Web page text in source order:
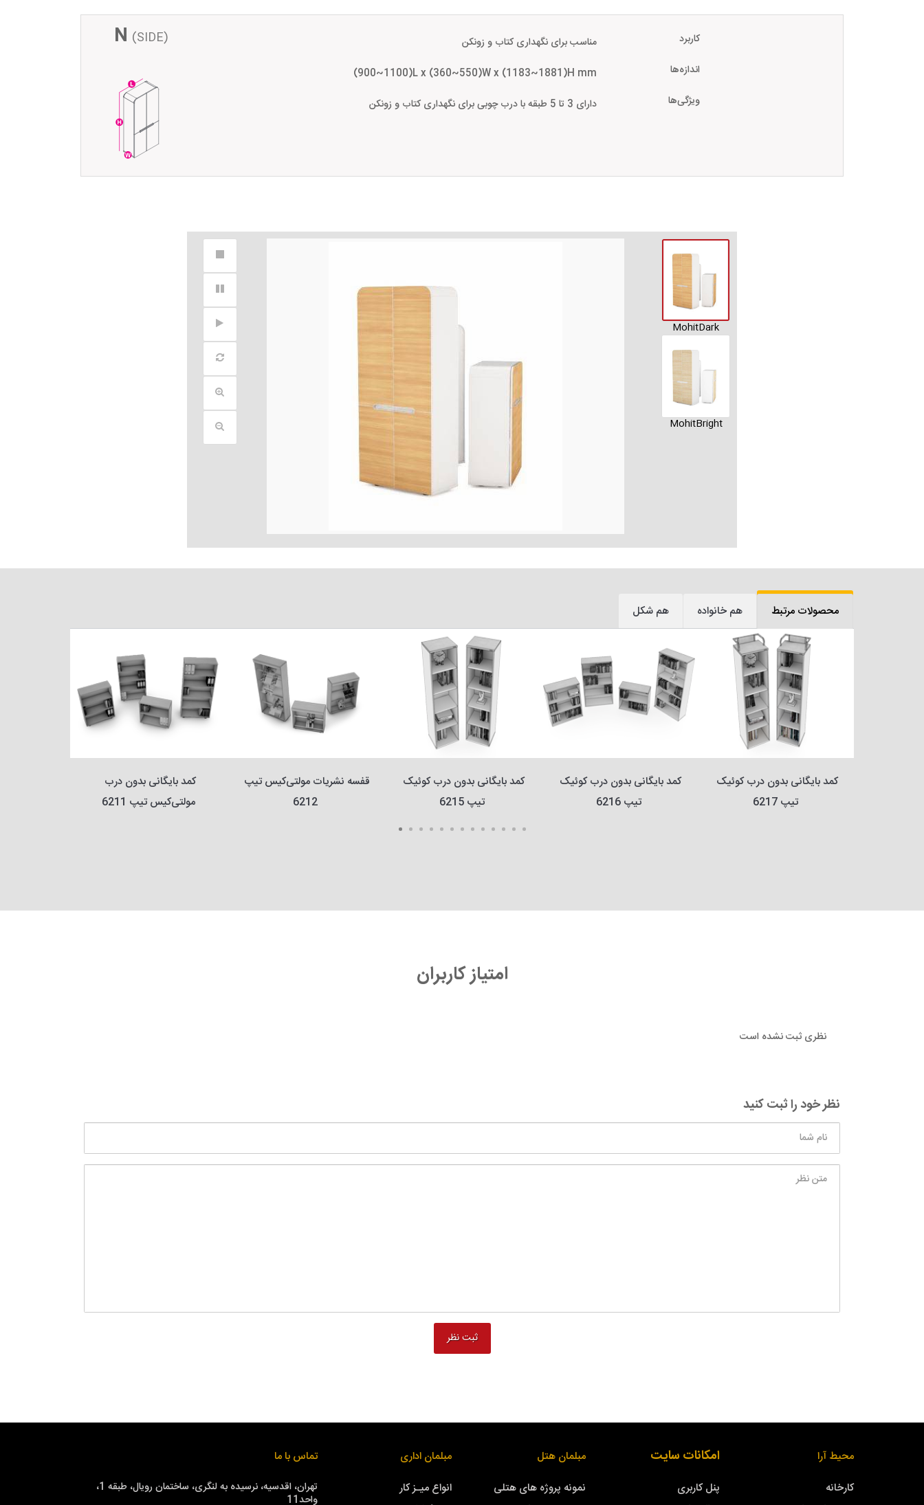
N (SIDE) کاربرد
مناسب برای نگهداری کتاب و زونکن
اندازه‌ها
(900~1100)L x (360~550)W x (1183~1881)H mm
ویژگی‌ها
دارای 3 تا 5 طبقه با درب چوبی برای نگهداری کتاب و زونکن
MohitDark
MohitBright
محصولات مرتبط هم خانواده هم شکل
مولتی‌کیس تیپ 6211
6212
تیپ 6215
تیپ 6216
تیپ 6217
امتیاز کاربران
نظری ثبت نشده است
نظر خود را ثبت کنید
محیط آرا
کارخانه
امکانات سایت
پنل کاربری
مبلمان هتل
نمونه پروژه های هتلی
مبلمان اداری
انواع میـز کار
تماس با ما
تهران، اقدسیه، نرسیده به لنگری، ساختمان رویال، طبقه 1،
واحد11